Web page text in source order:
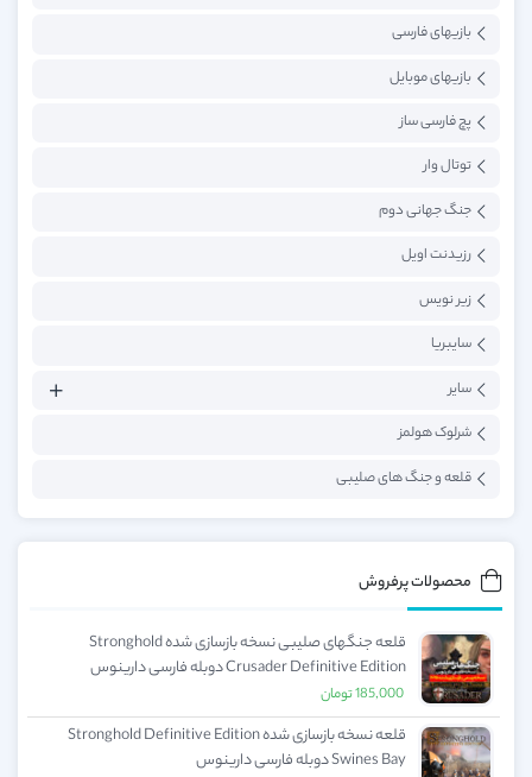
بازیهای فارسی
بازیهای موبایل
پچ فارسی ساز
توتال وار
جنگ جهانی دوم
رزیدنت اویل
زیر نویس
سایبریا
سایر
شرلوک هولمز
قلعه و جنگ های صلیبی
محصولات پرفروش
قلعه جنگهای صلیبی نسخه بازسازی شده Stronghold
Crusader Definitive Edition دوبله فارسی دارینوس
185,000تومان
قلعه نسخه بازسازی شده Stronghold Definitive Edition
Swines Bay دوبله فارسی دارینوس